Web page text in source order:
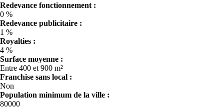
Redevance fonctionnement :
0 %
Redevance publicitaire :
1 %
Royalties :
4 %
Surface moyenne :
Entre 400 et 900 m²
Franchise sans local :
Non
Population minimum de la ville :
80000